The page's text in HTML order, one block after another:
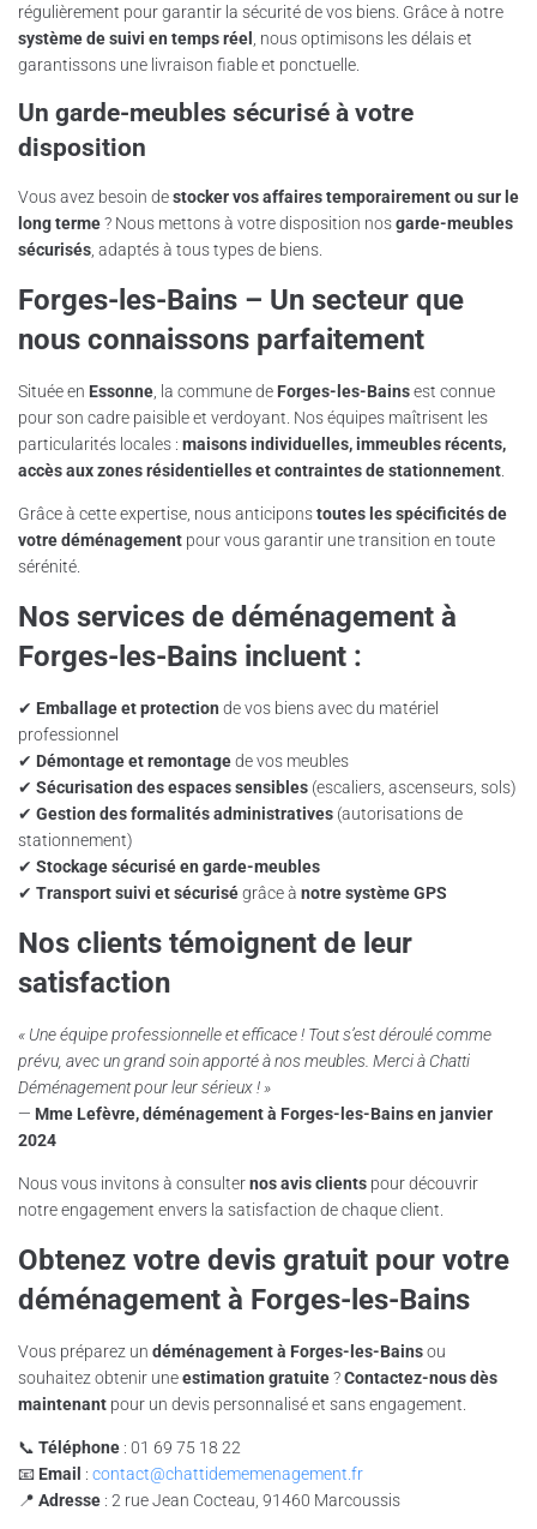
régulièrement pour garantir la sécurité de vos biens. Grâce à notre
système de suivi en temps réel
, nous optimisons les délais et
garantissons une livraison fiable et ponctuelle.
Un garde-meubles sécurisé à votre
disposition
Vous avez besoin destocker vos affaires temporairement ou sur le
long terme? Nous mettons à votre disposition nosgarde-meubles
sécurisés , adaptés à tous types de biens.
Forges-les-Bains – Un secteur que
nous connaissons parfaitement
Située en Essonne , la commune de Forges-les-Bainsest connue
pour son cadre paisible et verdoyant. Nos équipes maîtrisent les
particularités locales : maisons individuelles, immeubles récents,
accès aux zones résidentielles et contraintes de stationnement
Grâce à cette expertise, nous anticiponstoutes les spécificités de
votre déménagement pour vous garantir une transition en toute
sérénité.
Nos services de déménagement à
Forges-les-Bains incluent :
✔ Emballage et protection de vos biens avec du matériel
professionnel
✔ Démontage et remontagede vos meubles
✔ Sécurisation des espaces sensibles (escaliers, ascenseurs, sols)
✔ Gestion des formalités administratives (autorisations de
stationnement)
✔ Stockage sécurisé en garde-meubles
✔ Transport suivi et sécuriségrâce à notre système GPS
Nos clients témoignent de leur
satisfaction
« Une équipe professionnelle et efficace ! Tout s’est déroulé comme
prévu, avec un grand soin apporté à nos meubles. Merci à Chatti
Déménagement pour leur sérieux ! »
— Mme Lefèvre, déménagement à Forges-les-Bains en janvier
2024
Nous vous invitons à consulternos avis clients pour découvrir
notre engagement envers la satisfaction de chaque client.
Obtenez votre devis gratuit pour votre
déménagement à Forges-les-Bains
Vous préparez un déménagement à Forges-les-Bainsou
souhaitez obtenir uneestimation gratuite?Contactez-nous dès
maintenant pour un devis personnalisé et sans engagement.
📞 Téléphone : 01 69 75 18 22
📧 Email : contact@chattidememenagement.fr
📍 Adresse : 2 rue Jean Cocteau, 91460 Marcoussis